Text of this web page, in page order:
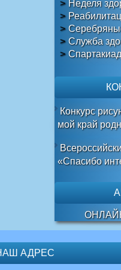
Неделя
Служба
Конкурс
мой край
«Спасибо
АДРЕС